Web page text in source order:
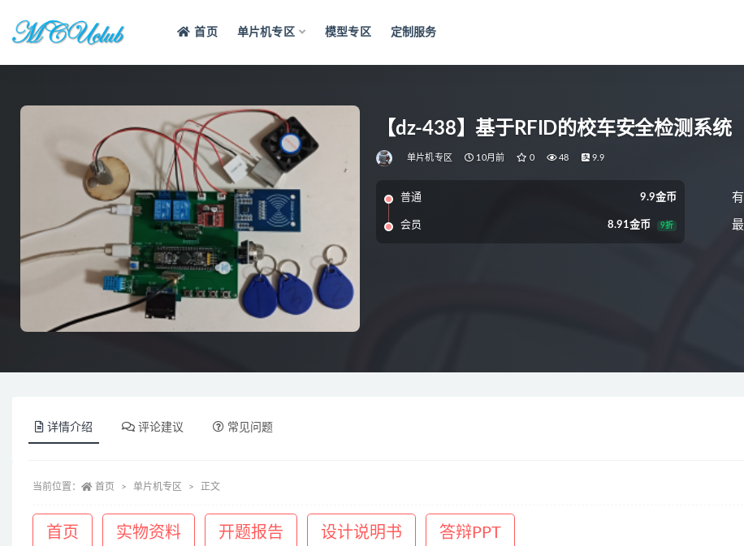
首页 单片机专区 模型专区 定制服务
【dz-438】基于RFID的校车安全检测系统
单片机专区 10月前 0 48 9.9
普通 9.9金币
会员 8.91金币 9折
详情介绍 评论建议 常见问题
当前位置： 首页 单片机专区 正文
首页 实物资料 开题报告 设计说明书 答辩PPT